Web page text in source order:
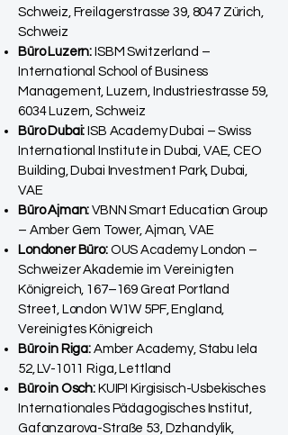
Schweiz, Freilagerstrasse 39, 8047 Zürich,
Schweiz
Büro Luzern: ISBM Switzerland –
International School of Business
Management, Luzern, Industriestrasse 59,
6034 Luzern, Schweiz
Büro Dubai: ISB Academy Dubai – Swiss
International Institute in Dubai, VAE, CEO
Building, Dubai Investment Park, Dubai,
VAE
Büro Ajman: VBNN Smart Education Group
– Amber Gem Tower, Ajman, VAE
Londoner Büro:OUS Academy London –
Schweizer Akademie im Vereinigten
Königreich, 167–169 Great Portland
Street, London W1W 5PF, England,
Vereinigtes Königreich
Büro in Riga: Amber Academy, Stabu Iela
52, LV-1011 Riga, Lettland
Büro in Osch: KUIPI Kirgisisch-Usbekisches
Internationales Pädagogisches Institut,
Gafanzarova-Straße 53, Dzhandylik,